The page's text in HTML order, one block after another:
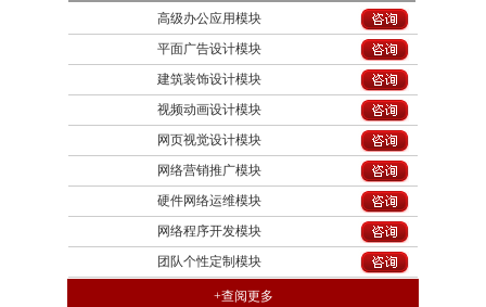
高级办公应用模块
平面广告设计模块
建筑装饰设计模块
视频动画设计模块
网页视觉设计模块
网络营销推广模块
硬件网络运维模块
网络程序开发模块
团队个性定制模块
+查阅更多